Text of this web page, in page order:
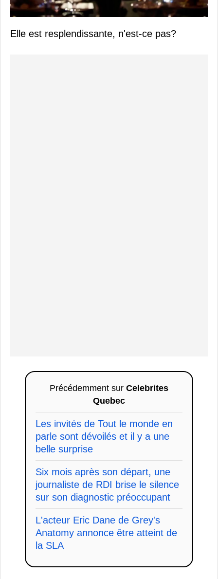
Elle est resplendissante, n'est-ce pas?
Précédemment sur Celebrites
Quebec
Les invités de Tout le monde en
parle sont dévoilés et il y a une
belle surprise
Six mois après son départ, une
journaliste de RDI brise le silence
sur son diagnostic préoccupant
L'acteur Eric Dane de Grey's
Anatomy annonce être atteint de
la SLA